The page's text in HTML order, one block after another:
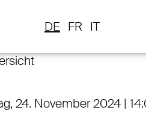
DE FR IT
24. November 2024 |